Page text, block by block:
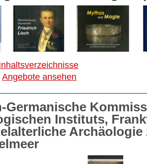
Angebote ansehen
Germanische
Instituts,
Archäologie